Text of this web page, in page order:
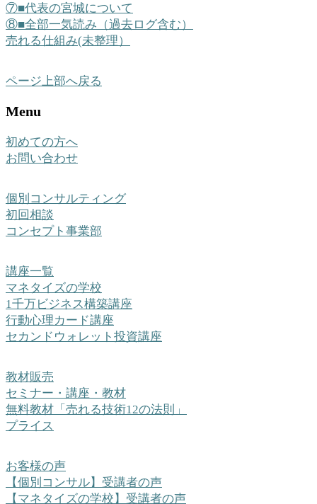
⑦■代表の宮城について
⑧■全部一気読み（過去ログ含む）
売れる仕組み(未整理）
ページ上部へ戻る
Menu
初めての方へ
お問い合わせ
個別コンサルティング
初回相談
コンセプト事業部
講座一覧
マネタイズの学校
1千万ビジネス構築講座
行動心理カード講座
セカンドウォレット投資講座
教材販売
セミナー・講座・教材
無料教材「売れる技術12の法則」
プライス
お客様の声
【個別コンサル】受講者の声
【マネタイズの学校】受講者の声